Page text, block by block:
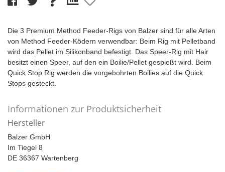
Die 3 Premium Method Feeder-Rigs von Balzer sind für alle Arten
von Method Feeder-Ködern verwendbar: Beim Rig mit Pelletband
wird das Pellet im Silikonband befestigt. Das Speer-Rig mit Hair
besitzt einen Speer, auf den ein Boilie/Pellet gespießt wird. Beim
Quick Stop Rig werden die vorgebohrten Boilies auf die Quick
Stops gesteckt.
Informationen zur Produktsicherheit
Hersteller
Balzer GmbH
Im Tiegel 8
DE 36367 Wartenberg